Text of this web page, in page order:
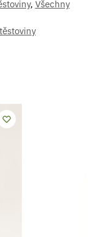
, Všechny
těstoviny